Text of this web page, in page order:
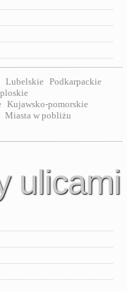
Lubelskie Podkarpackie
Kujawsko-pomorskie
Miasta w pobliżu
ulicami